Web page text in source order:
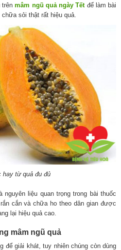
trênmâm ngũ quả ngày Tếtđể làm bài
sỏi thật rất hiệu quả.
hay từ quả đu đủ
liệu quan trọng trong bài thuốc
cắn và chữa ho theo dân gian được
lại hiệu quả cao.
mâm ngũ quả
để giải khát, tuy nhiên chúng còn dùng